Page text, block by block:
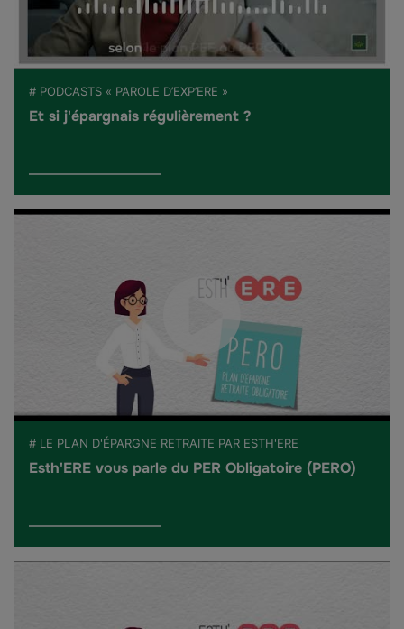
# PODCASTS « PAROLE D’EXP’ERE »
Et si j'épargnais régulièrement ?
# LE PLAN D'ÉPARGNE RETRAITE PAR ESTH'ERE
Esth'ERE vous parle du PER Obligatoire (PERO)